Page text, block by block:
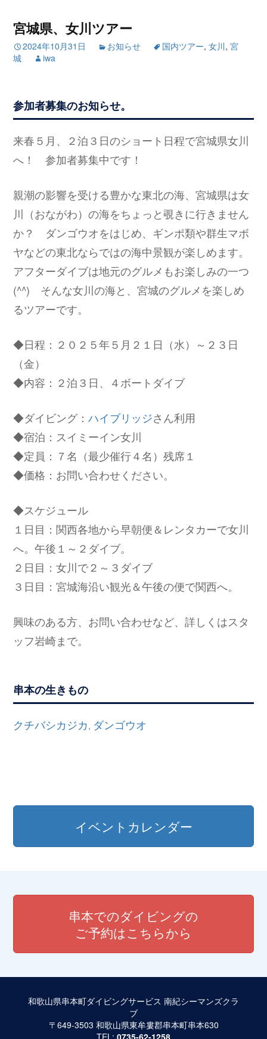
宮城県、女川ツアー
2024年10月31日 お知らせ 国内ツアー,女川,宮
城
iwa
参加者募集のお知らせ。
来春５月、２泊３日のショート日程で宮城県女川
へ！ 参加者募集中です！
親潮の影響を受ける豊かな東北の海、宮城県は女
川（おながわ）の海をちょっと覗きに行きません
か？ ダンゴウオをはじめ、ギンポ類や群生マボ
ヤなどの東北ならではの海中景観が楽しめます。
アフターダイブは地元のグルメもお楽しみの一つ
(^^) そんな女川の海と、宮城のグルメを楽しめ
るツアーです。
◆日程：２０２５年５月２１日（水）～２３日
（金）
◆内容：２泊３日、４ボートダイブ
◆ダイビング：ハイブリッジさん利用
◆宿泊：スイミーイン女川
◆定員：７名（最少催行４名）残席１
◆価格：お問い合わせください。
◆スケジュール
１日目：関西各地から早朝便＆レンタカーで女川
へ。午後１～２ダイブ。
２日目：女川で２～３ダイブ
３日目：宮城海沿い観光＆午後の便で関西へ。
興味のある方、お問い合わせなど、詳しくはスタ
ッフ岩崎まで。
串本の生きもの
クチバシカジカ, ダンゴウオ
イベントカレンダー
串本でのダイビングの
ご予約はこちらから
和歌山県串本町ダイビングサービス 南紀シーマンズクラ
ブ
〒649-3503 和歌山県東牟婁郡串本町串本630